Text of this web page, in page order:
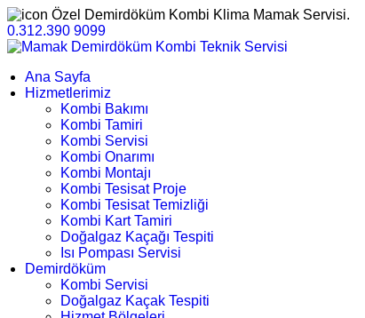
Özel Demirdöküm Kombi Klima Mamak Servisi.
0.312.390 9099
Ana Sayfa
Hizmetlerimiz
Kombi Bakımı
Kombi Tamiri
Kombi Servisi
Kombi Onarımı
Kombi Montajı
Kombi Tesisat Proje
Kombi Tesisat Temizliği
Kombi Kart Tamiri
Doğalgaz Kaçağı Tespiti
Isı Pompası Servisi
Demirdöküm
Kombi Servisi
Doğalgaz Kaçak Tespiti